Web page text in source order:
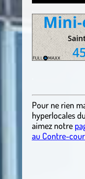
Pour ne rien
hyperlocalesdu
aimez notre
au Contre-